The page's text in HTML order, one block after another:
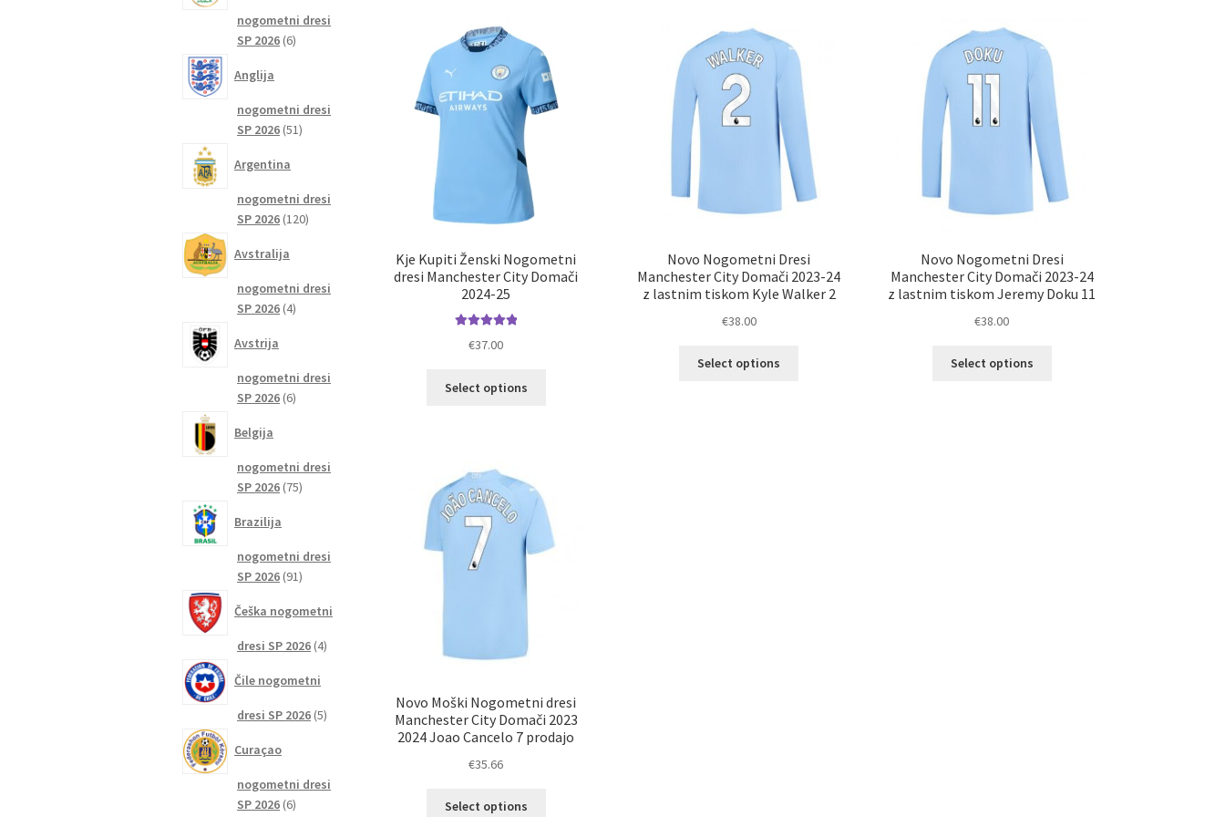
Kje Kupiti Ženski Nogometni
dresi Manchester City Domači
2024-25
€37.00
Select options
izberete
na
Novo Nogometni Dresi
Manchester City Domači 2023-24
z lastnim tiskom Kyle Walker 2
€38.00
Select options
Novo Nogometni Dresi
Manchester City Domači 2023-24
z lastnim tiskom Jeremy Doku 11
€38.00
Select options
Novo Moški Nogometni dresi
Manchester City Domači 2023
2024 Joao Cancelo 7 prodajo
€35.66
Select options
nogometni dresi
SP 2026 66
Anglija
nogometni dresi
SP 2026 5151
Argentina
nogometni dresi
SP 2026 120120
Avstralija
nogometni dresi
SP 2026 44
Avstrija
nogometni dresi
SP 2026 66
Belgija
nogometni dresi
SP 2026 7575
Brazilija
nogometni dresi
SP 2026 9191
Češka nogometni
dresi SP 2026 44
Čile nogometni
dresi SP 2026 55
Curaçao
nogometni dresi
SP 2026 66